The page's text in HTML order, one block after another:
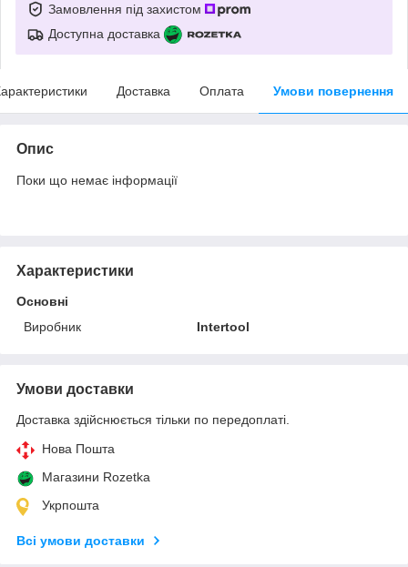
Замовлення під захистом
Доступна доставка
Доставка Оплата Умови повернення
Опис
Поки що немає інформації
Характеристики
Основні
Виробник
Intertool
Умови доставки
Доставка здійснюється тільки по передоплаті.
Нова Пошта
Магазини Rozetka
Укрпошта
Всі умови доставки